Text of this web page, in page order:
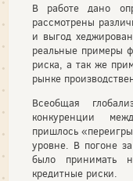
В работе дано
рассмотрены
и выгод
реальные примеры
риска, а так же
рынке
Всеобщая
конкуренции
пришлось
уровне. В погоне
было принимать
кредитные риски.